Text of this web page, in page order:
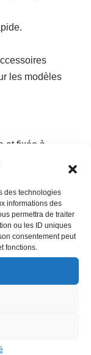
des technologies
informations des
permettra de traiter
ou les ID uniques
consentement peut
fonctions.
les modèles
et fixée à
litres par une
d’un contacteur
donc ni frotter,
que la soudure
donnent toutes
2 bars.